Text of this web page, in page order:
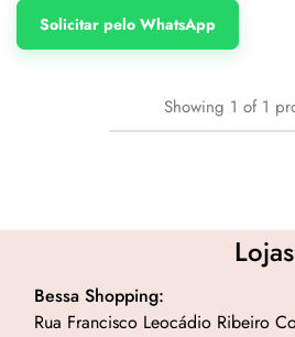
Solicitar pelo WhatsApp
Showing 1 of 1
Lojas
Bessa Shopping:
Rua Francisco Leocádio Ribeiro